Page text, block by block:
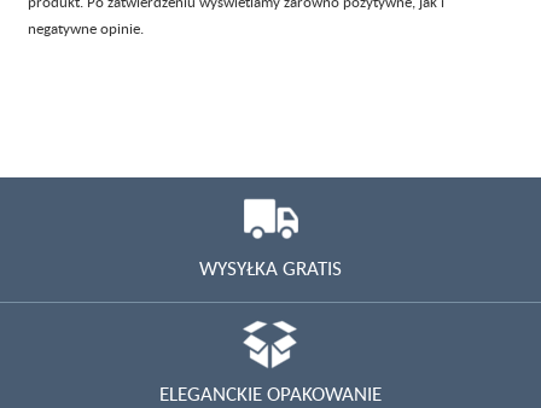
negatywne opinie.
WYSYŁKA GRATIS
ELEGANCKIE OPAKOWANIE